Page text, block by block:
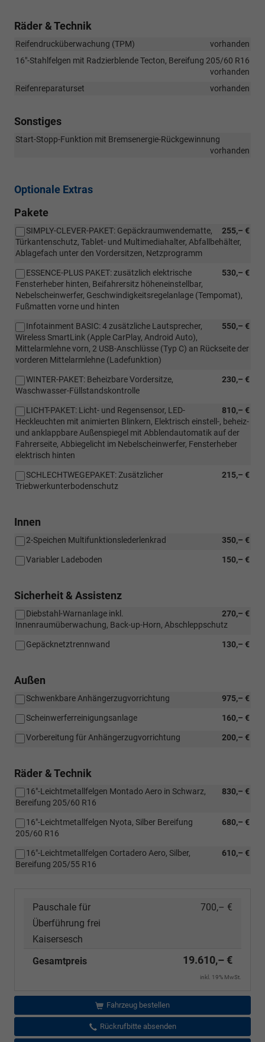
Räder & Technik
Reifendrucküberwachung (TPM)
vorhanden
16"-Stahlfelgen mit Radzierblende Tecton, Bereifung 205/60 R16
vorhanden
Reifenreparaturset
vorhanden
Sonstiges
Start-Stopp-Funktion mit Bremsenergie-Rückgewinnung
vorhanden
Optionale Extras
Pakete
255,– €
SIMPLY-CLEVER-PAKET: Gepäckraumwendematte,
Türkantenschutz, Tablet- und Multimediahalter, Abfallbehälter,
Ablagefach unter den Vordersitzen, Netzprogramm
530,– €
ESSENCE-PLUS PAKET: zusätzlich elektrische
Fensterheber hinten, Beifahrersitz höheneinstellbar,
Nebelscheinwerfer, Geschwindigkeitsregelanlage (Tempomat),
Fußmatten vorne und hinten
550,– €
Infotainment BASIC: 4 zusätzliche Lautsprecher,
Wireless SmartLink (Apple CarPlay, Android Auto),
Mittelarmlehne vorn, 2 USB-Anschlüsse (Typ C) an Rückseite der
vorderen Mittelarmlehne (Ladefunktion)
230,– €
WINTER-PAKET: Beheizbare Vordersitze,
Waschwasser-Füllstandskontrolle
810,– €
LICHT-PAKET: Licht- und Regensensor, LED-
Heckleuchten mit animierten Blinkern, Elektrisch einstell-, beheiz-
und anklappbare Außenspiegel mit Abblendautomatik auf der
Fahrerseite, Abbiegelicht im Nebelscheinwerfer, Fensterheber
elektrisch hinten
215,– €
SCHLECHTWEGEPAKET: Zusätzlicher
Triebwerkunterbodenschutz
Innen
350,– €
2-Speichen Multifunktionslederlenkrad
150,– €
Variabler Ladeboden
Sicherheit & Assistenz
270,– €
Diebstahl-Warnanlage inkl.
Innenraumüberwachung, Back-up-Horn, Abschleppschutz
130,– €
Gepäcknetztrennwand
Außen
975,– €
Schwenkbare Anhängerzugvorrichtung
160,– €
Scheinwerferreinigungsanlage
200,– €
Vorbereitung für Anhängerzugvorrichtung
Räder & Technik
830,– €
16"-Leichtmetallfelgen Montado Aero in Schwarz,
Bereifung 205/60 R16
680,– €
16"-Leichtmetallfelgen Nyota, Silber Bereifung
205/60 R16
610,– €
16"-Leichtmetallfelgen Cortadero Aero, Silber,
Bereifung 205/55 R16
Pauschale für
Überführung frei
Kaisersesch
700,– €
Gesamtpreis 19.610,– €
inkl. 19% MwSt.
Fahrzeug bestellen
Rückrufbitte absenden